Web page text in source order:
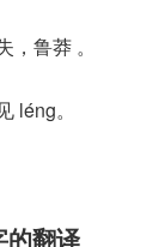
，鲁莽 。
léng。
的翻译